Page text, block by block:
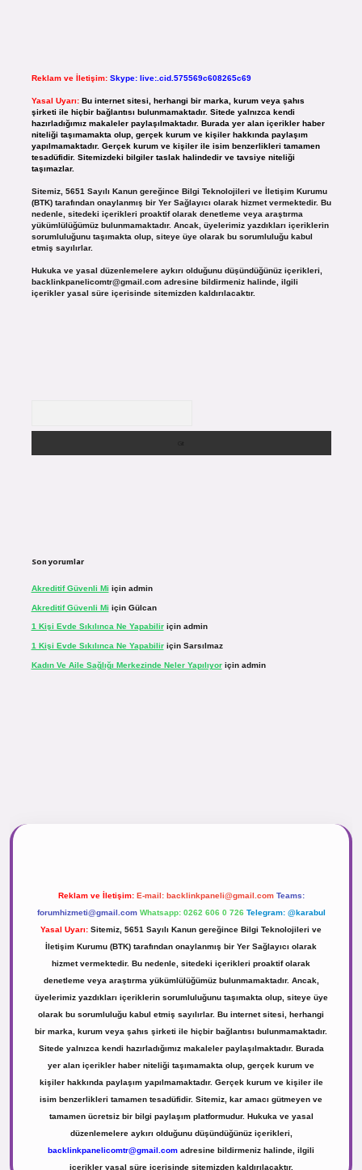
Reklam ve İletişim: Skype: live:.cid.575569c608265c69
Yasal Uyarı: Bu internet sitesi, herhangi bir marka, kurum veya şahıs
şirketi ile hiçbir bağlantısı bulunmamaktadır. Sitede yalnızca kendi
hazırladığımız makaleler paylaşılmaktadır. Burada yer alan içerikler haber
niteliği taşımamakta olup, gerçek kurum ve kişiler hakkında paylaşım
yapılmamaktadır. Gerçek kurum ve kişiler ile isim benzerlikleri tamamen
tesadüfidir. Sitemizdeki bilgiler taslak halindedir ve tavsiye niteliği
taşımazlar.
Sitemiz, 5651 Sayılı Kanun gereğince Bilgi Teknolojileri ve İletişim Kurumu
(BTK) tarafından onaylanmış bir Yer Sağlayıcı olarak hizmet vermektedir. Bu
nedenle, sitedeki içerikleri proaktif olarak denetleme veya araştırma
yükümlülüğümüz bulunmamaktadır. Ancak, üyelerimiz yazdıkları içeriklerin
sorumluluğunu taşımakta olup, siteye üye olarak bu sorumluluğu kabul
etmiş sayılırlar.
Hukuka ve yasal düzenlemelere aykırı olduğunu düşündüğünüz içerikleri,
backlinkpanelicomtr@gmail.comadresine bildirmeniz halinde, ilgili
içerikler yasal süre içerisinde sitemizden kaldırılacaktır.
Son yorumlar
Akreditif Güvenli Mi için admin
Akreditif Güvenli Mi için Gülcan
1 Kişi Evde Sıkılınca Ne Yapabiliriçin admin
1 Kişi Evde Sıkılınca Ne Yapabiliriçin Sarsılmaz
Kadın Ve Aile Sağlığı Merkezinde Neler Yapılıyoriçin admin
Reklam ve İletişim: E-mail: backlinkpaneli@gmail.com Teams:
forumhizmeti@gmail.com Whatsapp: 0262 606 0 726 Telegram: @karabul
Yasal Uyarı: Sitemiz, 5651 Sayılı Kanun gereğince Bilgi Teknolojileri ve
İletişim Kurumu (BTK) tarafından onaylanmış bir Yer Sağlayıcı olarak
hizmet vermektedir. Bu nedenle, sitedeki içerikleri proaktif olarak
denetleme veya araştırma yükümlülüğümüz bulunmamaktadır. Ancak,
üyelerimiz yazdıkları içeriklerin sorumluluğunu taşımakta olup, siteye üye
olarak bu sorumluluğu kabul etmiş sayılırlar. Bu internet sitesi, herhangi
bir marka, kurum veya şahıs şirketi ile hiçbir bağlantısı bulunmamaktadır.
Sitede yalnızca kendi hazırladığımız makaleler paylaşılmaktadır. Burada
yer alan içerikler haber niteliği taşımamakta olup, gerçek kurum ve
kişiler hakkında paylaşım yapılmamaktadır. Gerçek kurum ve kişiler ile
isim benzerlikleri tamamen tesadüfidir. Sitemiz, kar amacı gütmeyen ve
tamamen ücretsiz bir bilgi paylaşım platformudur. Hukuka ve yasal
düzenlemelere aykırı olduğunu düşündüğünüz içerikleri,
backlinkpanelicomtr@gmail.com adresine bildirmeniz halinde, ilgili
içerikler yasal süre içerisinde sitemizden kaldırılacaktır.